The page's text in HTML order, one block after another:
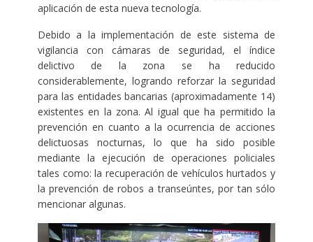
aplicación de esta nueva tecnología.
Debido a la implementación de este sistema de
vigilancia con cámaras de seguridad, el índice
delictivo de la zona se ha reducido
considerablemente, logrando reforzar la seguridad
para las entidades bancarias (aproximadamente 14)
existentes en la zona. Al igual que ha permitido la
prevención en cuanto a la ocurrencia de acciones
delictuosas nocturnas, lo que ha sido posible
mediante la ejecución de operaciones policiales
tales como: la recuperación de vehículos hurtados y
la prevención de robos a transeúntes, por tan sólo
mencionar algunas.